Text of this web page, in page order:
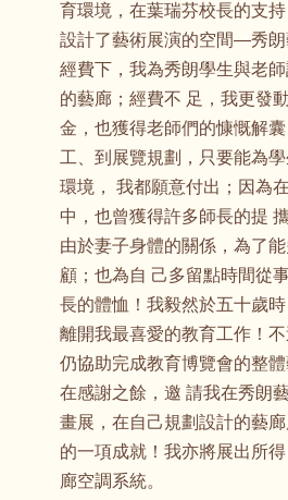
育環境，在葉瑞芬校長的支
設計了藝術展演的空間—秀
經費下，我為秀朗學生與老
的藝廊；經費不 足，我更發
金，也獲得老師們的慷慨解
工、到展覽規劃，只要能為
環境， 我都願意付出；因為
中，也曾獲得許多師長的提
由於妻子身體的關係，為了
顧；也為自 己多留點時間從
長的體恤！我毅然於五十歲時
離開我最喜愛的教育工作！
仍協助完成教育博覽會的整
在感謝之餘，邀 請我在秀朗
畫展，在自己規劃設計的藝
的一項成就！我亦將展出所
廊空調系統。